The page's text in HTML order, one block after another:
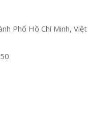
Phố Hồ Chí Minh, Việt